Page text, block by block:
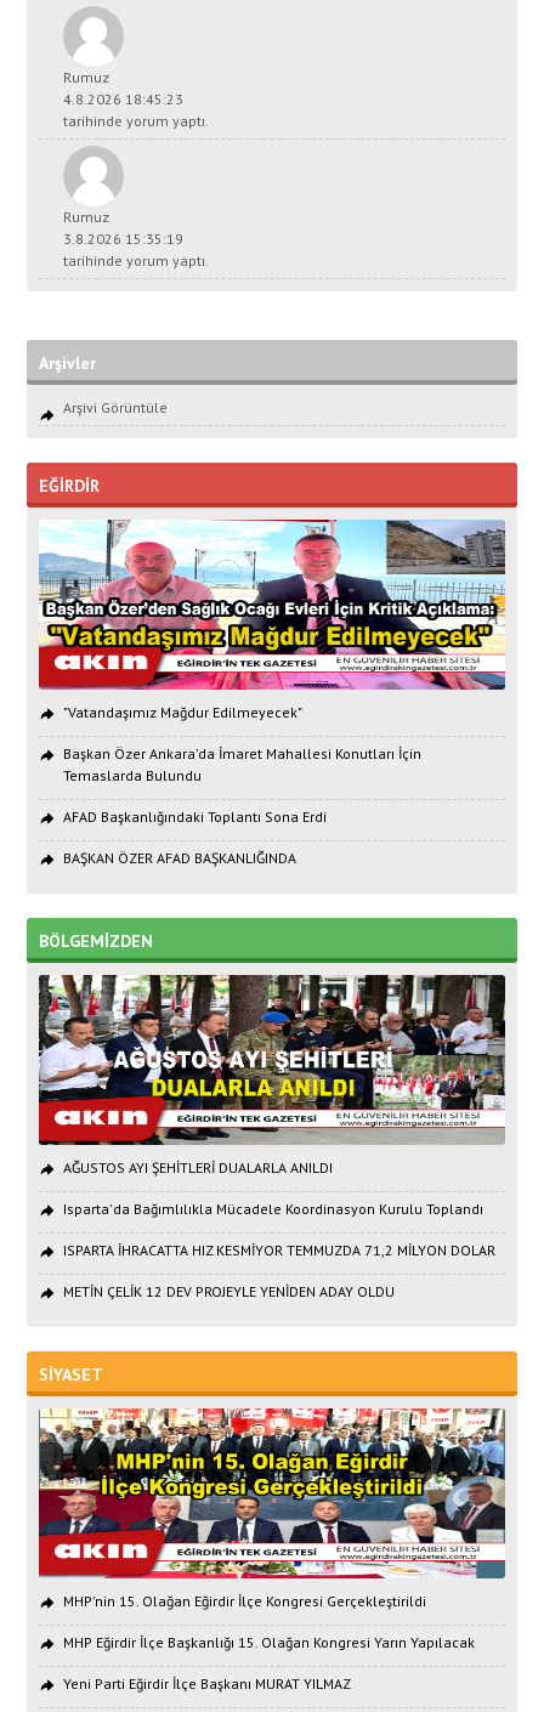
Rumuz
4.8.2026 18:45:23
tarihinde yorum yaptı.
Rumuz
3.8.2026 15:35:19
tarihinde yorum yaptı.
Arşivler
Arşivi Görüntüle
EĞİRDİR
"Vatandaşımız Mağdur Edilmeyecek"
Başkan Özer Ankara’da İmaret Mahallesi Konutları İçin
Temaslarda Bulundu
AFAD Başkanlığındaki Toplantı Sona Erdi
BAŞKAN ÖZER AFAD BAŞKANLIĞINDA
BÖLGEMİZDEN
AĞUSTOS AYI ŞEHİTLERİ DUALARLA ANILDI
Isparta'da Bağımlılıkla Mücadele Koordinasyon Kurulu Toplandı
ISPARTA İHRACATTA HIZ KESMİYOR TEMMUZDA 71,2 MİLYON DOLAR
METİN ÇELİK 12 DEV PROJEYLE YENİDEN ADAY OLDU
SİYASET
MHP'nin 15. Olağan Eğirdir İlçe Kongresi Gerçekleştirildi
MHP Eğirdir İlçe Başkanlığı 15. Olağan Kongresi Yarın Yapılacak
Yeni Parti Eğirdir İlçe Başkanı MURAT YILMAZ